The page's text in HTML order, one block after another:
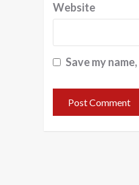
Website
Save my